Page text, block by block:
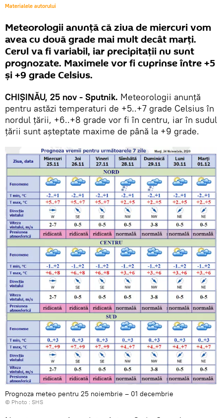
Materialele autorului
Meteorologii anunță că ziua de miercuri vom
avea cu două grade mai mult decât marți.
Cerul va fi variabil, iar precipitații nu sunt
prognozate. Maximele vor fi cuprinse între +5
și +9 grade Celsius.
CHIȘINĂU, 25 nov - Sputnik. Meteorologii anunță
pentru astăzi temperaturi de +5..+7 grade Celsius în
nordul țării, +6..+8 grade vor fi în centru, iar în sudul
țării sunt așteptate maxime de până la +9 grade.
Prognoza meteo pentru 25 noiembrie – 01 decembrie
© Photo : SHS